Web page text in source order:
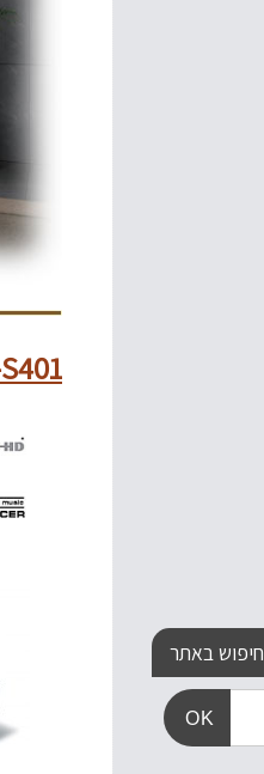
חיפוש באתר
OK